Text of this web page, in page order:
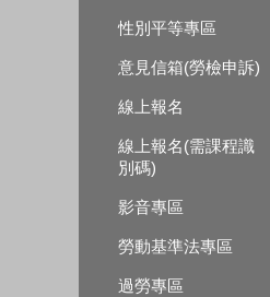
性別平等專區
意見信箱(勞檢申訴)
線上報名
線上報名(需課程識
別碼)
影音專區
勞動基準法專區
過勞專區